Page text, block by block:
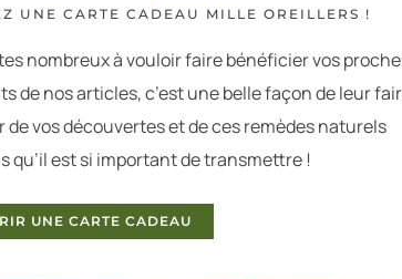
UNE CARTE CADEAU MILLE OREILLERS !
nombreux à vouloir faire bénéficier vos
de nos articles, c’est une belle façon de leur
de vos découvertes et de ces remèdes naturels
qu’il est si important de transmettre !
UNE CARTE CADEAU